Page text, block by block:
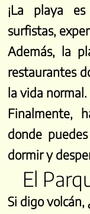
¡La playa
surfistas,
Además, la
restaurantes
la vida normal.
Finalmente,
donde
dormir y
El
Si digo volcán,